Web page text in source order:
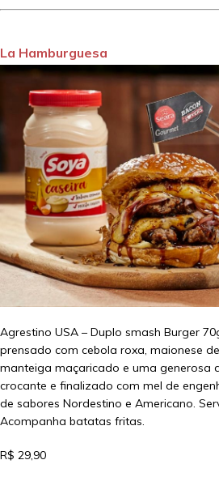
La Hamburguesa
Agrestino USA – Duplo smash Burger
prensado com cebola roxa, maionese
manteiga maçaricado e uma generosa
crocante e finalizado com mel de
de sabores Nordestino e Americano.
Acompanha batatas fritas.
R$ 29,90